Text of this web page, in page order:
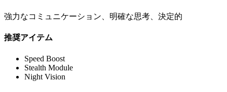
強力なコミュニケーション、明確な思考、決定的
推奨アイテム
Speed Boost
Stealth Module
Night Vision